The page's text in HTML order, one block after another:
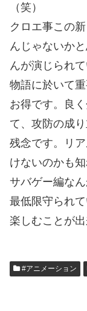
（笑）
クロエ事この
んじゃないか
んが演じられて
物語に於いて
お得です。良
て、攻防の成
残念です。リ
けないのかも
サバゲー編な
最低限守られ
楽しむことが出
#アニメーション